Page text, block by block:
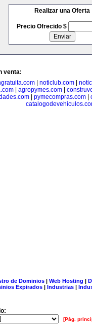
Realizar una Oferta
Precio Ofrecido $
venta:
| noticlub.com|
agropymes.com
| pymecompras.com|
de Dominios| Web Hosting |
Expirados | Industrias |
[Pág.